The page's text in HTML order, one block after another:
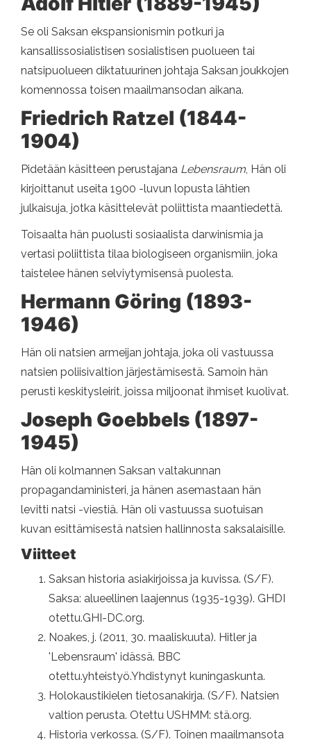
Se oli Saksan ekspansionismin potkuri ja
kansallissosialistisen sosialistisen puolueen tai
natsipuolueen diktatuurinen johtaja Saksan joukkojen
komennossa toisen maailmansodan aikana.
Friedrich Ratzel (1844-
1904)
Pidetään käsitteen perustajana Lebensraum , Hän oli
kirjoittanut useita 1900 -luvun lopusta lähtien
julkaisuja, jotka käsittelevät poliittista maantiedettä.
Toisaalta hän puolusti sosiaalista darwinismia ja
vertasi poliittista tilaa biologiseen organismiin, joka
taistelee hänen selviytymisensä puolesta.
Hermann Göring (1893-
1946)
Hän oli natsien armeijan johtaja, joka oli vastuussa
natsien poliisivaltion järjestämisestä. Samoin hän
perusti keskitysleirit, joissa miljoonat ihmiset kuolivat.
Joseph Goebbels (1897-
1945)
Hän oli kolmannen Saksan valtakunnan
propagandaministeri, ja hänen asemastaan ​​hän
levitti natsi -viestiä. Hän oli vastuussa suotuisan
kuvan esittämisestä natsien hallinnosta saksalaisille.
Viitteet
Saksan historia asiakirjoissa ja kuvissa. (S/F).
Saksa: alueellinen laajennus (1935-1939). GHDI
otettu.GHI-DC.org.
Noakes, j. (2011, 30. maaliskuuta). Hitler ja
'Lebensraum' idässä. BBC
otettu.yhteistyö.Yhdistynyt kuningaskunta.
Holokaustikielen tietosanakirja. (S/F). Natsien
valtion perusta. Otettu USHMM: stä.org.
Historia verkossa. (S/F). Toinen maailmansota